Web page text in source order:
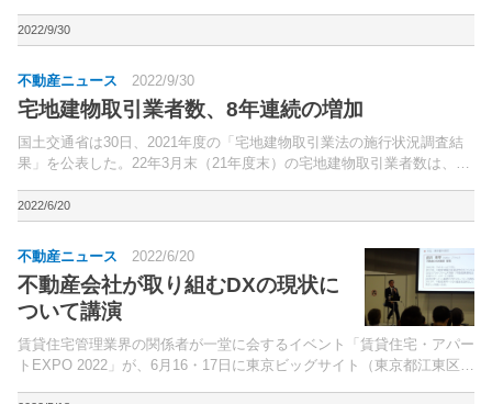
約に関する紙関連の業務工数・コストが課題として指摘さ...
2022/9/30
不動産ニュース 2022/9/30
宅地建物取引業者数、8年連続の増加
国土交通省は30日、2021年度の「宅地建物取引業法の施行状況調査結
果」を公表した。22年3月末（21年度末）の宅地建物取引業者数は、大
（同1.0％増）とそれぞれ増え、...
2022/6/20
不動産ニュース 2022/6/20
不動産会社が取り組むDXの現状に
ついて講演
賃貸住宅管理業界の関係者が一堂に会するイベント「賃貸住宅・アパー
トEXPO 2022」が、6月16・17日に東京ビッグサイト（東京都江東区）